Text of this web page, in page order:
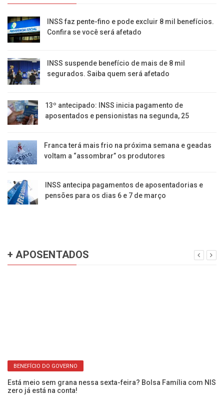
INSS faz pente-fino e pode excluir 8 mil benefícios.
Confira se você será afetado
INSS suspende benefício de mais de 8 mil
segurados. Saiba quem será afetado
13º antecipado: INSS inicia pagamento de
aposentados e pensionistas na segunda, 25
Franca terá mais frio na próxima semana e geadas
voltam a “assombrar” os produtores
INSS antecipa pagamentos de aposentadorias e
pensões para os dias 6 e 7 de março
+ APOSENTADOS